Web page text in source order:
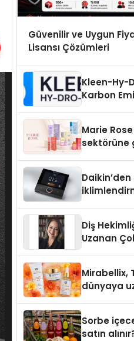
Güvenilir ve Uygun
Lisansı Çözümleri
Kleen-Hy-
Karbon
Aldı
Marie
sektörüne
Daikin’den
Diş
Uzanan
Mirabellix,
dünyaya
Sorbe
satın